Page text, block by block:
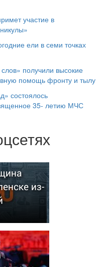
участие в
ели в семи точках
получили высокие
помощь фронту и тылу
состоялось
35- летию МЧС
из-